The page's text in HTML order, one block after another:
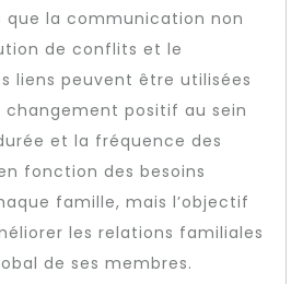
que la communication non
de conflits et le
liens peuvent être utilisées
changement positif au sein
et la fréquence des
fonction des besoins
famille, mais l’objectif
les relations familiales
de ses membres.